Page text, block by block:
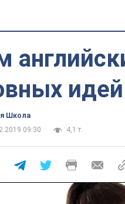
идей
Школа
09:30
4,1 т.